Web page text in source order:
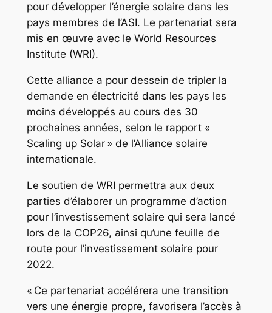
pour développer l’énergie solaire dans les
pays membres de l’ASI. Le partenariat sera
mis en œuvre avec le World Resources
Institute (WRI).
Cette alliance a pour dessein de tripler la
demande en électricité dans les pays les
moins développés au cours des 30
prochaines années, selon le rapport «
Scaling up Solar » de l’Alliance solaire
internationale.
Le soutien de WRI permettra aux deux
parties d’élaborer un programme d’action
pour l’investissement solaire qui sera lancé
lors de la COP26, ainsi qu’une feuille de
route pour l’investissement solaire pour
2022.
« Ce partenariat accélérera une transition
vers une énergie propre, favorisera l’accès à